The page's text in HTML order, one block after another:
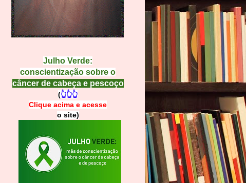
Julho Verde:
conscientização sobre o
câncer de cabeça e pescoço
(👆👆👆
Clique acima e acesse
o site)